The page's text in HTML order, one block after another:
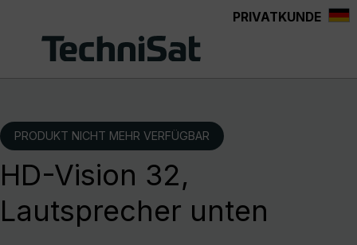
PRIVATKUNDE
PRODUKT NICHT MEHR VERFÜGBAR
HD-Vision 32,
Lautsprecher unten